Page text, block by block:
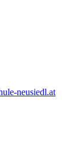
neusiedl.at